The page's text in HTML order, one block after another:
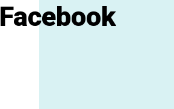
Facebook